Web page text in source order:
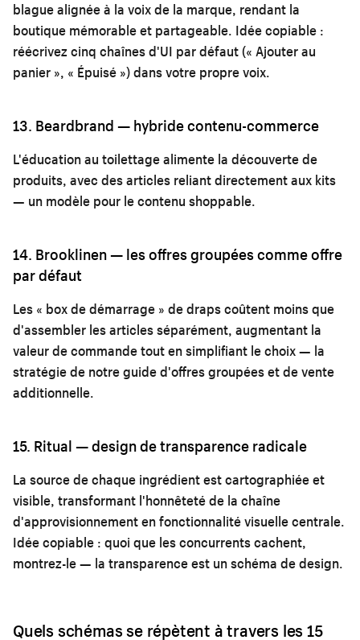
blague alignée à la voix de la marque, rendant la
boutique mémorable et partageable. Idée copiable :
réécrivez cinq chaînes d'UI par défaut (« Ajouter au
panier », « Épuisé ») dans votre propre voix.
13. Beardbrand — hybride contenu-commerce
L'éducation au toilettage alimente la découverte de
produits, avec des articles reliant directement aux kits
— un modèle pour lecontenu shoppable.
14. Brooklinen — les offres groupées comme offre
par défaut
Les « box de démarrage » de draps coûtent moins que
d'assembler les articles séparément, augmentant la
valeur de commande tout en simplifiant le choix — la
stratégie de notreguide d'offres groupées et de vente
additionnelle.
15. Ritual — design de transparence radicale
La source de chaque ingrédient est cartographiée et
visible, transformant l'honnêteté de la chaîne
d'approvisionnement en fonctionnalité visuelle centrale.
Idée copiable : quoi que les concurrents cachent,
montrez-le — la transparence est un schéma de design.
Quels schémas se répètent à travers les 15